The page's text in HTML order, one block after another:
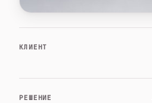
КЛИЕНТ
РЕШЕНИЕ